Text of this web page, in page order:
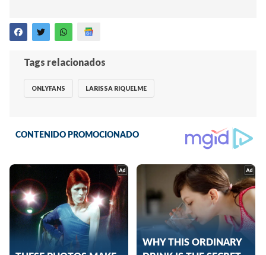
Tags relacionados
ONLYFANS LARISSA RIQUELME